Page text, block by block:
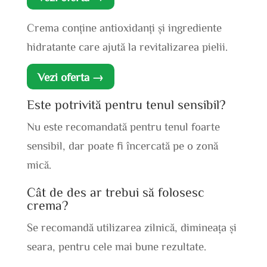
Crema conține antioxidanți și ingrediente
hidratante care ajută la revitalizarea pielii.
Vezi oferta →
Este potrivită pentru tenul sensibil?
Nu este recomandată pentru tenul foarte
sensibil, dar poate fi încercată pe o zonă
mică.
Cât de des ar trebui să folosesc
crema?
Se recomandă utilizarea zilnică, dimineața și
seara, pentru cele mai bune rezultate.